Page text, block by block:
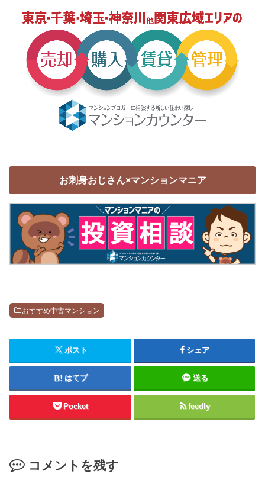
お刺身おじさん×マンションマニア
おすすめ中古マンション
ポスト シェア
はてブ 送る
Pocket feedly
コメントを残す